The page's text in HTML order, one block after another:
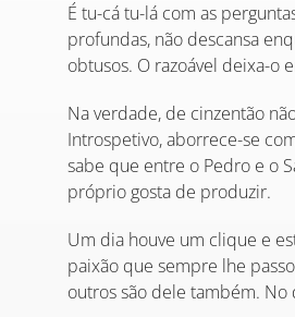
É tu-cá tu-lá com as
profundas, não descansa
obtusos. O razoável deixa-o
Na verdade, de cinzentão
Introspetivo, aborrece-se
sabe que entre o Pedro e o
próprio gosta de produzir.
Um dia houve um clique e
paixão que sempre lhe
outros são dele também. No